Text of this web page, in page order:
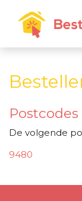
De volgende
9480